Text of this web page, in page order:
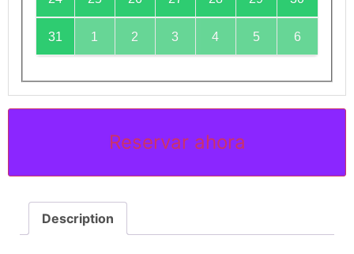
31 1 2 3 4 5 6
Reservar ahora
Description